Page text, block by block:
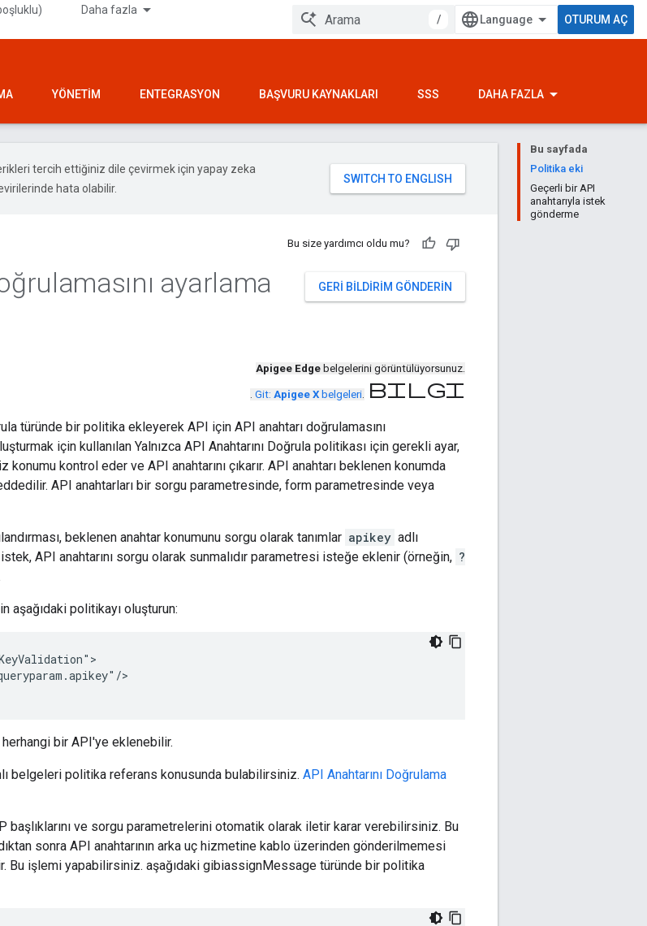
Daha fazla
/ OTURUM AÇ
YÖNETIM ENTEGRASYON BAŞVURU KAYNAKLARI SSS DAHA FAZLA
Bu sayfada
Politika eki
Geçerli bir API
anahtarıyla istek
gönderme
tercih ettiğiniz dile çevirmek için yapay zeka
hata olabilir.
Bu size yardımcı oldu mu?
GERI BILDIRIM GÖNDERIN
ayarlama
Apigee Edge belgelerini görüntülüyorsunuz.
. Git: Apigee X belgeleri. bilgi
türünde bir politika ekleyerek API için API anahtarı doğrulamasını
için kullanılan Yalnızca API Anahtarını Doğrula politikası için gerekli ayar,
kontrol eder ve API anahtarını çıkarır. API anahtarı beklenen konumda
API anahtarları bir sorgu parametresinde, form parametresinde veya
beklenen anahtar konumunu sorgu olarak tanımlar apikey adlı
istek, API anahtarını sorgu olarak sunmalıdır parametresi isteğe eklenir (örneğin, ?
aşağıdaki politikayı oluşturun:
>
bir API'ye eklenebilir.
belgeleri politika referans konusunda bulabilirsiniz. API Anahtarını Doğrulama
başlıklarını ve sorgu parametrelerini otomatik olarak iletir karar verebilirsiniz. Bu
sonra API anahtarının arka uç hizmetine kablo üzerinden gönderilmemesi
Bu işlemi yapabilirsiniz. aşağıdaki gibiassignMessage türünde bir politika